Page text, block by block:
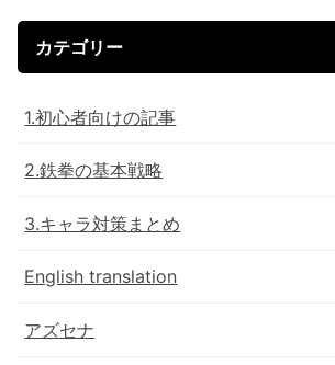
カテゴリー
1.初心者向けの記事
2.鉄拳の基本戦略
3.キャラ対策まとめ
English translation
アズセナ